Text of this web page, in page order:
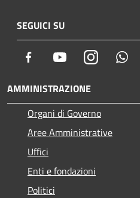
SEGUICI SU
Facebook YoutubeInstagram
AMMINISTRAZIONE
Organi di Governo
Aree Amministrative
Uffici
Enti e fondazioni
Politici